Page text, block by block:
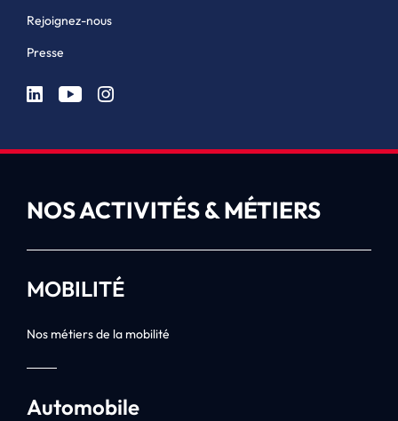
Rejoignez-nous
Presse
NOS ACTIVITÉS & MÉTIERS
MOBILITÉ
Nos métiers de la mobilité
Automobile